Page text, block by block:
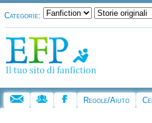
Categorie:
Regole/Aiuto